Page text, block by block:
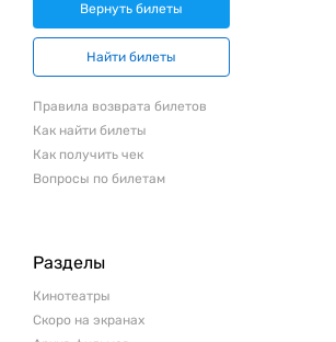
Вернуть билеты
Найти билеты
Правила возврата билетов
Как найти билеты
Как получить чек
Вопросы по билетам
Разделы
Кинотеатры
Скоро на экранах